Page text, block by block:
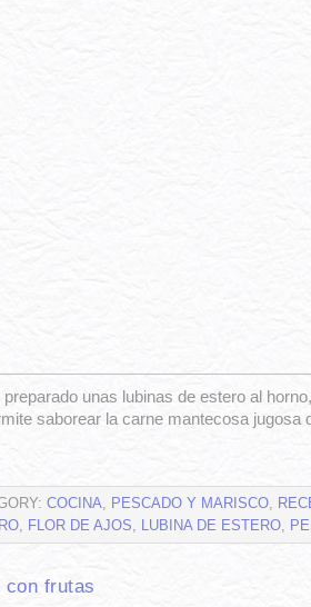
preparado unas lubinas de estero al
saborear la carne mantecosa jugosa
COCINA, PESCADO Y MARISCO,
, FLOR DE AJOS, LUBINA DE ESTERO,
con frutas